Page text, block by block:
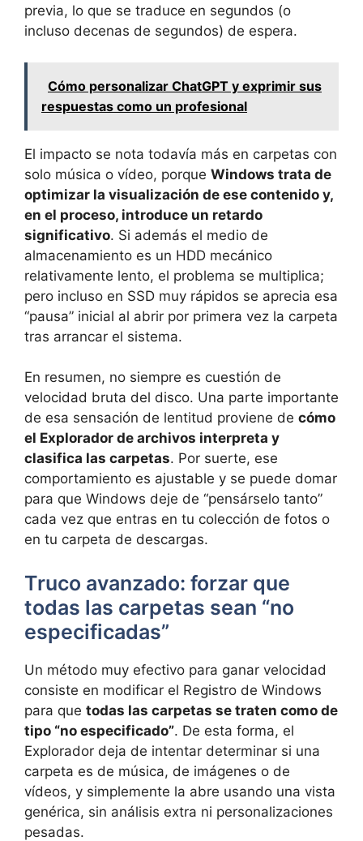
previa, lo que se traduce en segundos (o
incluso decenas de segundos) de espera.
Cómo personalizar ChatGPT y exprimir sus
respuestas como un profesional
El impacto se nota todavía más en carpetas con
solo música o vídeo, porque Windows trata de
optimizar la visualización de ese contenido y,
en el proceso, introduce un retardo
significativo. Si además el medio de
almacenamiento es un HDD mecánico
relativamente lento, el problema se multiplica;
pero incluso en SSD muy rápidos se aprecia esa
“pausa” inicial al abrir por primera vez la carpeta
tras arrancar el sistema.
En resumen, no siempre es cuestión de
velocidad bruta del disco. Una parte importante
de esa sensación de lentitud proviene de cómo
el Explorador de archivos interpreta y
clasifica las carpetas. Por suerte, ese
comportamiento es ajustable y se puede domar
para que Windows deje de “pensárselo tanto”
cada vez que entras en tu colección de fotos o
en tu carpeta de descargas.
Truco avanzado: forzar que
todas las carpetas sean “no
especificadas”
Un método muy efectivo para ganar velocidad
consiste en modificar el Registro de Windows
para que todas las carpetas se traten como de
tipo “no especificado”. De esta forma, el
Explorador deja de intentar determinar si una
carpeta es de música, de imágenes o de
vídeos, y simplemente la abre usando una vista
genérica, sin análisis extra ni personalizaciones
pesadas.